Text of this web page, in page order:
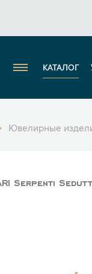
КАТАЛОГ
Ювелирные
Serpenti